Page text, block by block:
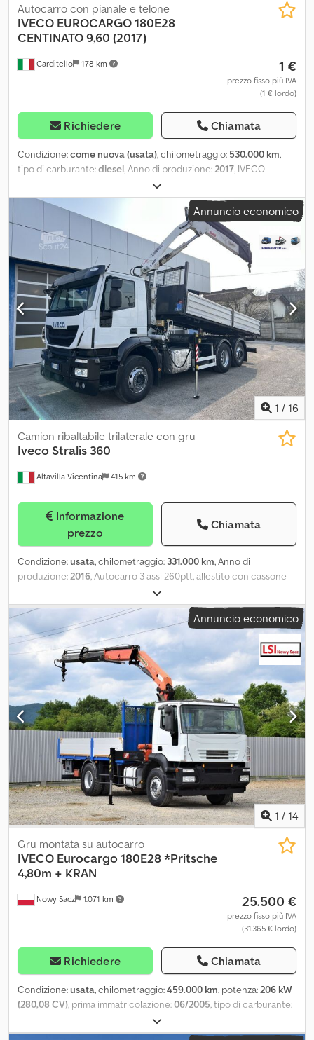
Carditello 178 km
Autocarro con pianale e telone
IVECO EUROCARGO 180E28
CENTINATO 9,60 (2017)
1 €
prezzo fisso più IVA
(1 € lordo)
Richiedere Chiamata
Condizione:come nuova (usata), chilometraggio: 530.000 km,
tipo di carburante:diesel, Anno di produzione:2017, IVECO
EUROCARGO 180E28 ANNO 2017 EURO 6 CASSONE CENTINATO
DA 9,60X2,55XH2,60 CON ALZA E ABBASSA KM 530000 CAMBIO
AUTOMATICO PORTATA UTILE 100QLI POSSIBILITÀ DI
FINANZIAMENTO O LEASING IN SEDE BENITO 3383844139 Csdpsy
Sifasfx Afvsrf MICHELE 3394588233
Annuncio economico
1 / 16
Altavilla Vicentina 415 km
Camion ribaltabile trilaterale con gru
Iveco Stralis 360
prezzo
Chiamata
Condizione:usata, chilometraggio: 331.000 km, Anno di
produzione:2016, Autocarro 3 assi 260ptt, allestito con cassone
ribaltabile trilaterale da 6,30x2,55m, portata utile 13800kg, gru
Bonfiglioli serie 15000 a 4 sfili idraulici con radiocomando, cambio
automatico, passo 4200mm, rimorchiabile, normativa euro 6. N.B. Si
fa presente che la descrizione del veicolo è da considerarsi
indicativa e potrebbe contenere errori o imprecisioni. Vi invitiamo
pertanto a contattarci per verificare l'esatta corrispondenza dei
dati. Credpfoyq R Rtsx Afvsf
Annuncio economico
1 / 14
Nowy Sacz 1.071 km
Gru montata su autocarro
IVECO Eurocargo 180E28 *Pritsche
4,80m + KRAN
25.500 €
prezzo fisso più IVA
(31.365 € lordo)
Richiedere Chiamata
Condizione:usata, chilometraggio:459.000 km, potenza:206 kW
(280,08 CV), prima immatricolazione:06/2005, tipo di carburante:
19.000 kg
assi, freni:ritardatore, colore:bianco, tipo di ingranaggio: